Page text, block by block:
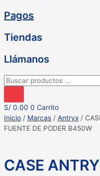
Pagos
Tiendas
Llámanos
Búsqueda
productos
S/ 0.00 0 Carrito
Inicio / Marcas / Antryx /
FUENTE DE PODER B450W
CASE